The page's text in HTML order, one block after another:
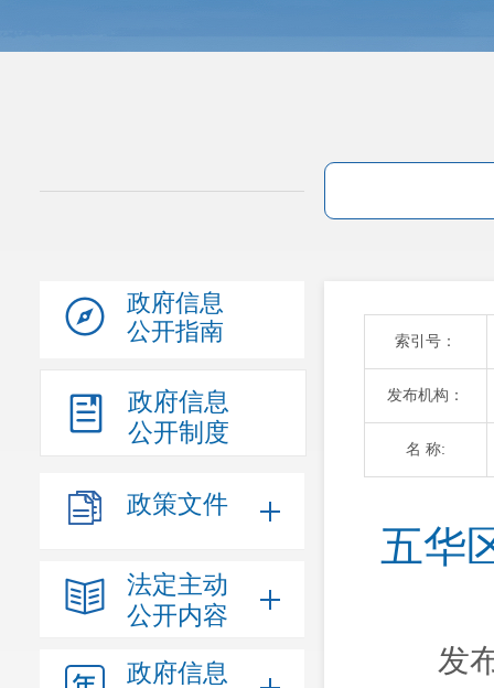
政府信息
公开指南
政府信息
公开制度
政策文件
法定主动
公开内容
政府信息
索引号：
发布机构：
名 称:
五华
发